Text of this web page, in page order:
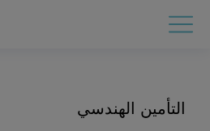
التأمين الهندسي